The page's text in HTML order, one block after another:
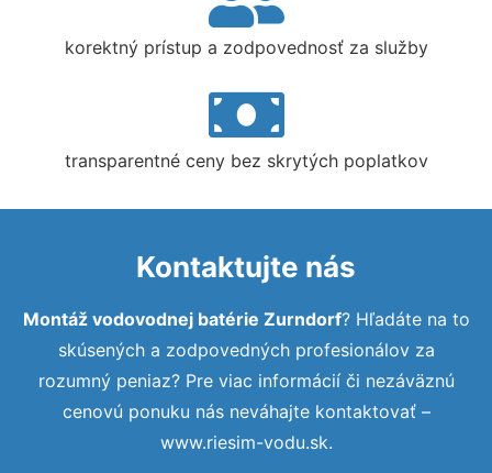
korektný prístup a zodpovednosť za služby
transparentné ceny bez skrytých poplatkov
Kontaktujte nás
Montáž vodovodnej batérie Zurndorf? Hľadáte na to
skúsených a zodpovedných profesionálov za
rozumný peniaz? Pre viac informácií či nezáväznú
cenovú ponuku nás neváhajte kontaktovať –
www.riesim-vodu.sk.